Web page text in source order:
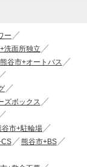
ー
洗面所独立
熊谷市+オートバス
ズボックス
谷市+駐輪場
熊谷市+BS